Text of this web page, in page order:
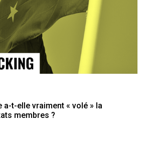
a-t-elle vraiment « volé » la
membres ?